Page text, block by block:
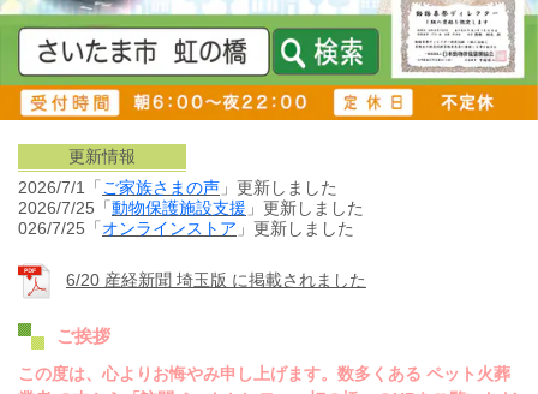
更新情報
2026/7/1「 ご家族さまの声 」更新しました
2026/7/25「 動物保護施設支援 」更新しました
026/7/25「 オンラインストア 」更新しました
6/20 産経新聞 埼玉版 に掲載されました
ご挨拶
この度は、心よりお悔やみ申し上げます。数多くある ペット火葬